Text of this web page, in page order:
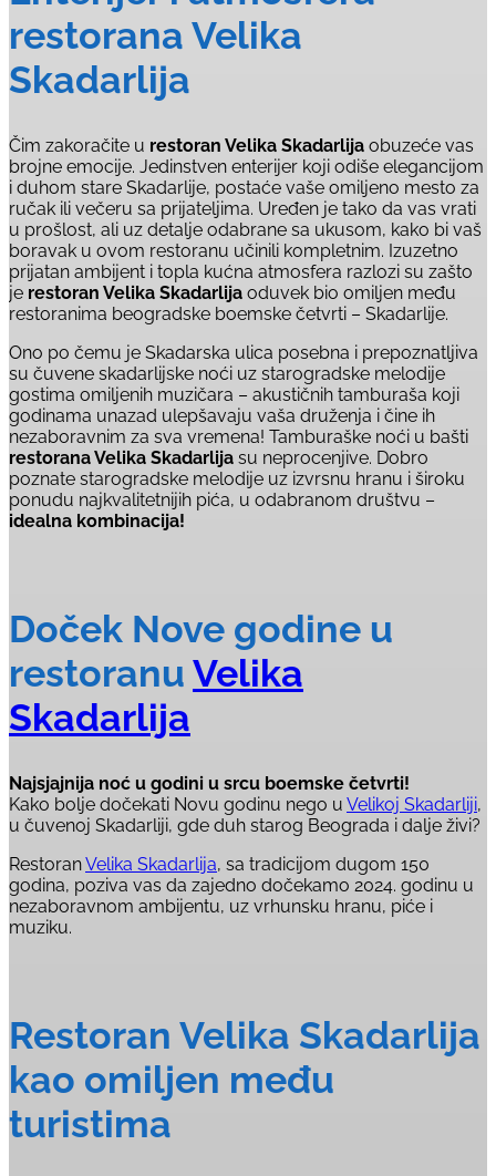
restorana Velika
Skadarlija
Čim zakoračite u restoran Velika Skadarlija obuzeće vas
brojne emocije. Jedinstven enterijer koji odiše elegancijom
i duhom stare Skadarlije, postaće vaše omiljeno mesto za
ručak ili večeru sa prijateljima. Uređen je tako da vas vrati
u prošlost, ali uz detalje odabrane sa ukusom, kako bi vaš
boravak u ovom restoranu učinili kompletnim. Izuzetno
prijatan ambijent i topla kućna atmosfera razlozi su zašto
je restoran Velika Skadarlija oduvek bio omiljen među
restoranima beogradske boemske četvrti – Skadarlije.
Ono po čemu je Skadarska ulica posebna i prepoznatljiva
su čuvene skadarlijske noći uz starogradske melodije
gostima omiljenih muzičara – akustičnih tamburaša koji
godinama unazad ulepšavaju vaša druženja i čine ih
nezaboravnim za sva vremena! Tamburaške noći u bašti
restorana Velika Skadarlija su neprocenjive. Dobro
poznate starogradske melodije uz izvrsnu hranu i široku
ponudu najkvalitetnijih pića, u odabranom društvu –
idealna kombinacija!
Doček Nove godine u
restoranu Velika
Skadarlija
Najsjajnija noć u godini u srcu boemske četvrti!
Kako bolje dočekati Novu godinu nego u Velikoj Skadarliji,
u čuvenoj Skadarliji, gde duh starog Beograda i dalje živi?
RestoranVelika Skadarlija, sa tradicijom dugom 150
godina, poziva vas da zajedno dočekamo 2024. godinu u
nezaboravnom ambijentu, uz vrhunsku hranu, piće i
muziku.
Restoran Velika Skadarlija
kao omiljen među
turistima